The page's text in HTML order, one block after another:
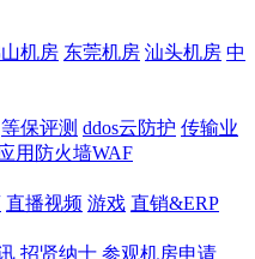
机房 东莞机房 汕头机房 中
等保评测 ddos云防护 传输业
用防火墙WAF
直播视频 游戏 直销&ERP
招贤纳士 参观机房申请